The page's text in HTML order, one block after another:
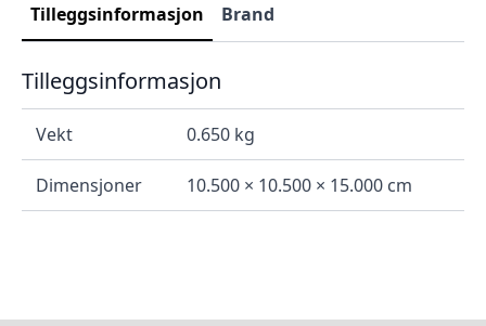
Tilleggsinformasjon Brand
Tilleggsinformasjon
Vekt 0.650 kg
Dimensjoner 10.500 × 10.500 × 15.000 cm